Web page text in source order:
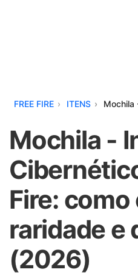
FREE FIRE ITENS Mochila
Mochila -
Fire:
raridade e
(2026)